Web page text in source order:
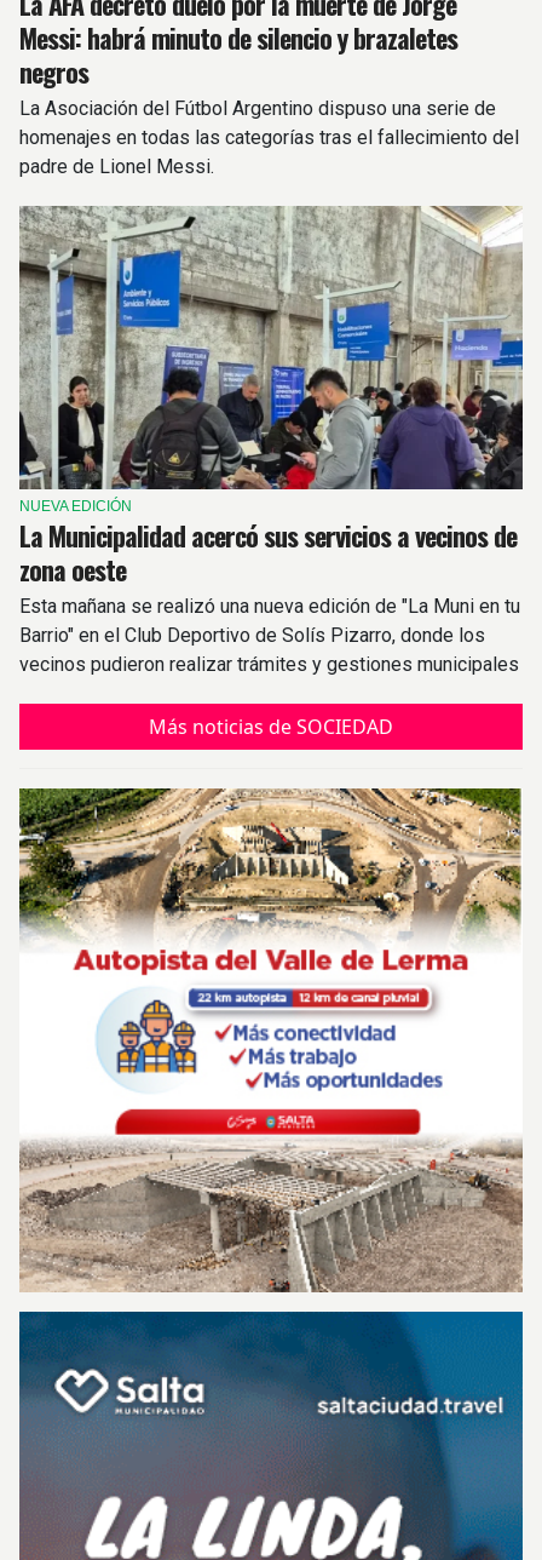
Messi: habrá minuto de silencio y brazaletes
negros
La Asociación del Fútbol Argentino dispuso una serie de
homenajes en todas las categorías tras el fallecimiento del
padre de Lionel Messi.
NUEVA EDICIÓN
La Municipalidad acercó sus servicios a vecinos de
zona oeste
Esta mañana se realizó una nueva edición de "La Muni en tu
Barrio" en el Club Deportivo de Solís Pizarro, donde los
vecinos pudieron realizar trámites y gestiones municipales
Más noticias de SOCIEDAD